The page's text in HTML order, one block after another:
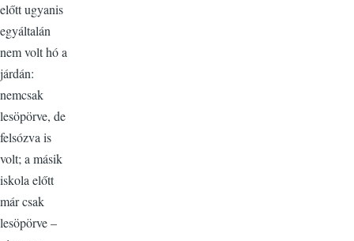
előtt ugyanis
egyáltalán
nem volt hó a
járdán:
nemcsak
lesöpörve, de
felsózva is
volt; a másik
iskola előtt
már csak
lesöpörve –